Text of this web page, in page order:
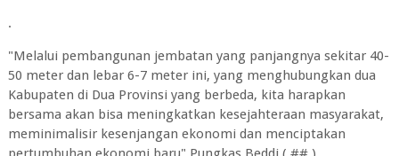
.
"Melalui pembangunan jembatan yang panjangnya sekitar 40-
50 meter dan lebar 6-7 meter ini, yang menghubungkan dua
Kabupaten di Dua Provinsi yang berbeda, kita harapkan
bersama akan bisa meningkatkan kesejahteraan masyarakat,
meminimalisir kesenjangan ekonomi dan menciptakan